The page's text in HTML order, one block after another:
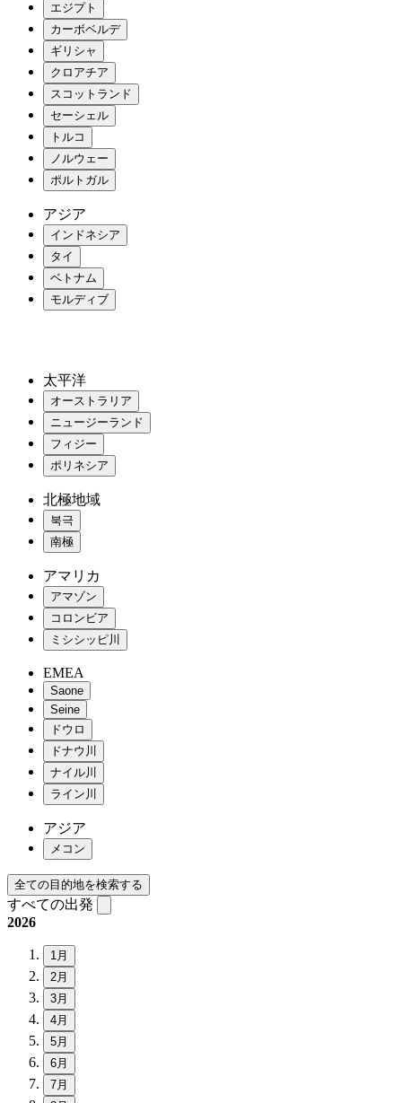
エジプト
カーボベルデ
ギリシャ
クロアチア
スコットランド
セーシェル
トルコ
ノルウェー
ポルトガル
アジア
インドネシア
タイ
ベトナム
モルディブ
太平洋
オーストラリア
ニュージーランド
フィジー
ポリネシア
北極地域
북극
南極
アマリカ
アマゾン
コロンビア
ミシシッピ川
EMEA
Saone
Seine
ドウロ
ドナウ川
ナイル川
ライン川
アジア
メコン
全ての目的地を検索する
すべての出発
2026
1月
2月
3月
4月
5月
6月
7月